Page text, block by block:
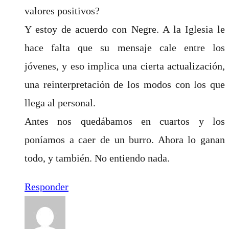
valores positivos?
Y estoy de acuerdo con Negre. A la Iglesia le
hace falta que su mensaje cale entre los
jóvenes, y eso implica una cierta actualización,
una reinterpretación de los modos con los que
llega al personal.
Antes nos quedábamos en cuartos y los
poníamos a caer de un burro. Ahora lo ganan
todo, y también. No entiendo nada.
Responder